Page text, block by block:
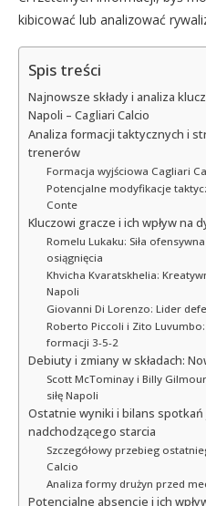
kibicować lub analizować
Spis treści
Najnowsze składy i analiza
Napoli – Cagliari Calcio
Analiza formacji taktycznych i
trenerów
Formacja wyjściowa Cagliari
Potencjalne modyfikacje
Conte
Kluczowi gracze i ich wpływ na
Romelu Lukaku: Siła
osiągnięcia
Khvicha Kvaratskhelia:
Napoli
Giovanni Di Lorenzo: Lider
Roberto Piccoli i Zito
formacji 3-5-2
Debiuty i zmiany w składach:
Scott McTominay i Billy
siłę Napoli
Ostatnie wyniki i bilans
nadchodzącego starcia
Szczegółowy przebieg
Calcio
Analiza formy drużyn przed
Potencjalne absencje i ich